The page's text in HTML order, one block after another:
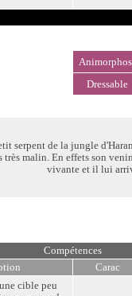
Dressable
serpent de la jungle
très malin. En effets son
vivante et il lui
Compétences
Carac
cible peu